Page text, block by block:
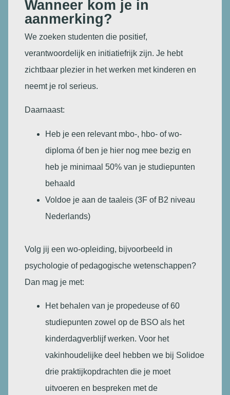
Wanneer kom je in
aanmerking?
We zoeken studenten die positief,
verantwoordelijk en initiatiefrijk zijn. Je hebt
zichtbaar plezier in het werken met kinderen en
neemt je rol serieus.
Daarnaast:
Heb je een relevant mbo-, hbo- of wo-
diploma óf ben je hier nog mee bezig en
heb je minimaal 50% van je studiepunten
behaald
Voldoe je aan de taaleis (3F of B2 niveau
Nederlands)
Volg jij een wo-opleiding, bijvoorbeeld in
psychologie of pedagogische wetenschappen?
Dan mag je met:
Het behalen van je propedeuse of 60
studiepunten zowel op de BSO als het
kinderdagverblijf werken. Voor het
vakinhoudelijke deel hebben we bij Solidoe
drie praktijkopdrachten die je moet
uitvoeren en bespreken met de